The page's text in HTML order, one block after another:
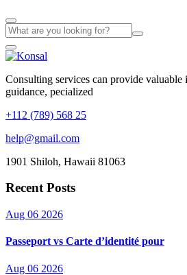
Consulting services can provide valuable
guidance, pecialized
+112 (789) 568 25
help@gmail.com
1901 Shiloh, Hawaii 81063
Recent Posts
Aug 06 2026
Passeport vs Carte d’identité pour
Aug 06 2026